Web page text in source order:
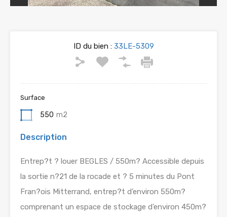
ID du bien :33LE-5309
Surface
550 m2
Description
Entrep?t ? louer BEGLES / 550m? Accessible depuis
la sortie n?21 de la rocade et ? 5 minutes du Pont
Fran?ois Mitterrand, entrep?t d’environ 550m?
comprenant un espace de stockage d’environ 450m?